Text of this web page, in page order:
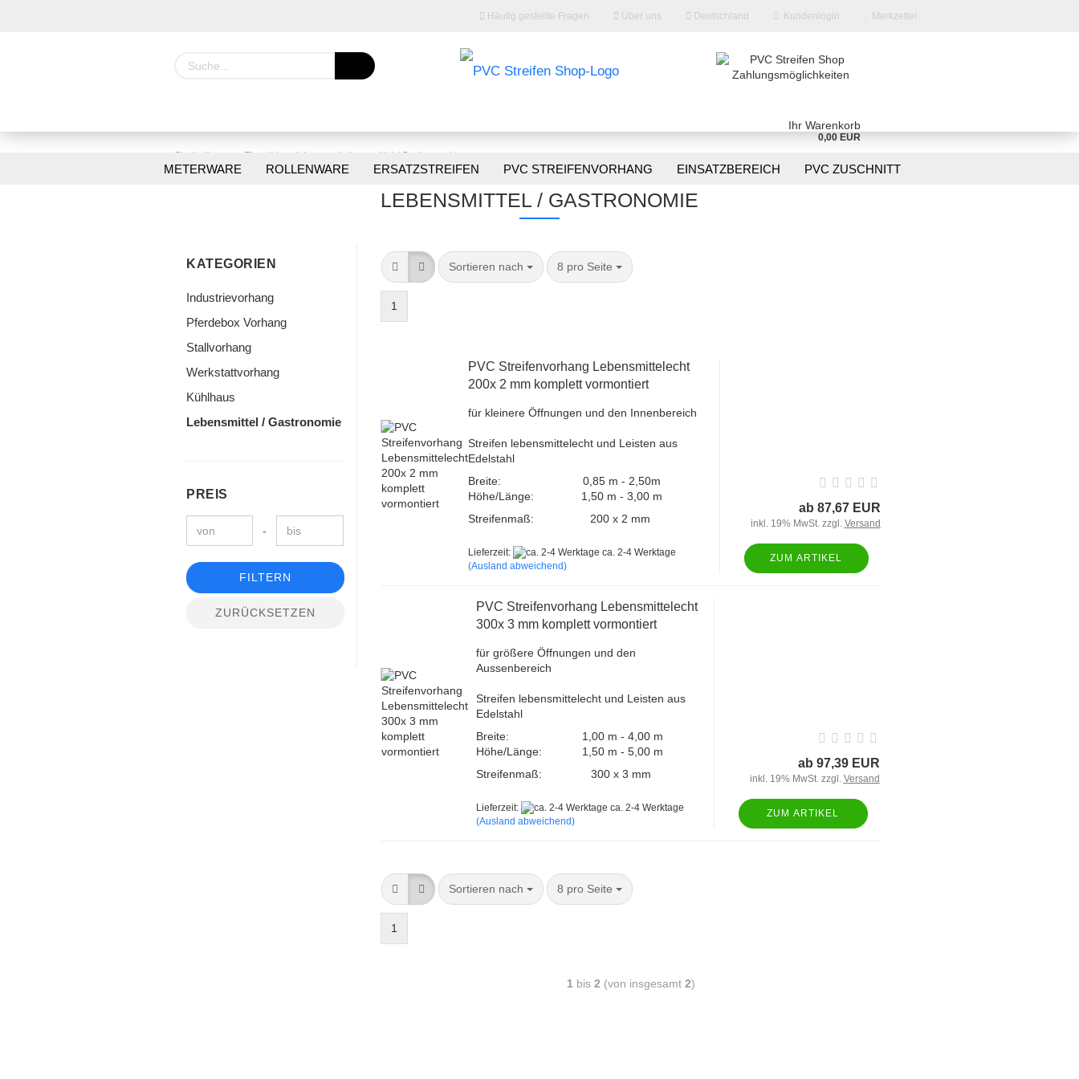
Häufig gestellte Fragen Über uns Deutschland Kundenlogin
Passwort vergessen?
Merkzettel
Ihr Warenkorb
0,00 EUR
METERWARE ROLLENWARE ERSATZSTREIFEN PVC STREIFENVORHANG EINSATZBEREICH PVC ZUSCHNITT
Startseite Einsatzbereich Lebensmittel / Gastronomie
LEBENSMITTEL / GASTRONOMIE
KATEGORIEN
Industrievorhang
Pferdebox Vorhang
Stallvorhang
Werkstattvorhang
Kühlhaus
Lebensmittel / Gastronomie
PREIS
-
FILTERN
ZURÜCKSETZEN
Sortieren nach 8 pro Seite
1
PVC Streifenvorhang Lebensmittelecht
200x 2 mm komplett vormontiert
für kleinere Öffnungen und den Innenbereich
Streifen lebensmittelecht und Leisten aus
Edelstahl
Breite:
0,85 m - 2,50m
Höhe/Länge:
1,50 m - 3,00 m
Streifenmaß:
200 x 2 mm
Lieferzeit:
ca. 2-4 Werktage
(Ausland abweichend)
ab 87,67 EUR
inkl. 19% MwSt. zzgl. Versand
ZUM ARTIKEL
PVC Streifenvorhang Lebensmittelecht
300x 3 mm komplett vormontiert
für größere Öffnungen und den
Aussenbereich
Streifen lebensmittelecht und Leisten aus
Edelstahl
Breite:
1,00 m - 4,00 m
Höhe/Länge:
1,50 m - 5,00 m
Streifenmaß:
300 x 3 mm
Lieferzeit:
ca. 2-4 Werktage
(Ausland abweichend)
ab 97,39 EUR
inkl. 19% MwSt. zzgl. Versand
ZUM ARTIKEL
Sortieren nach 8 pro Seite
1
1 bis 2 (von insgesamt 2)